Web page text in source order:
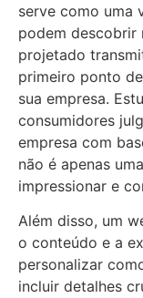
serve como uma
podem descobrir
projetado
primeiro ponto
sua empresa.
consumidores
empresa com
não é apenas
impressionar e
Além disso, um
o conteúdo e a
personalizar
incluir detalhes